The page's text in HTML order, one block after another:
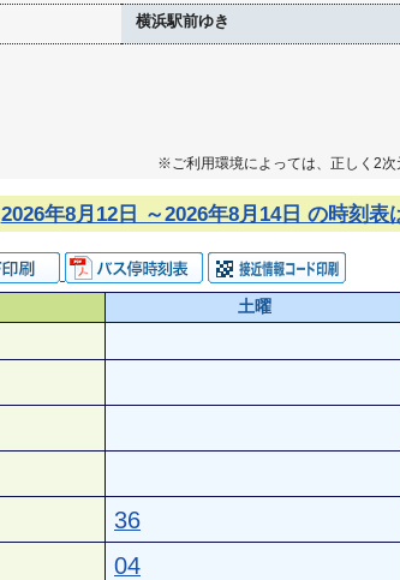
横浜駅前ゆき
※ご利用環境によっては、正しく2次
2026年8月12日 ～2026年8月14日 の時刻表
土曜
36
04